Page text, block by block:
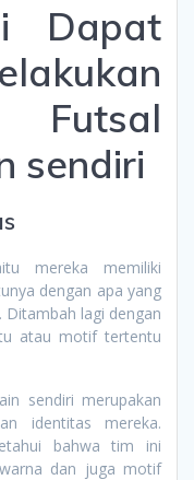
Dapat
Futsal
sendiri
mereka memiliki
dengan apa yang
lagi dengan
atau motif tertentu
sendiri merupakan
identitas mereka.
bahwa tim ini
dan juga motif